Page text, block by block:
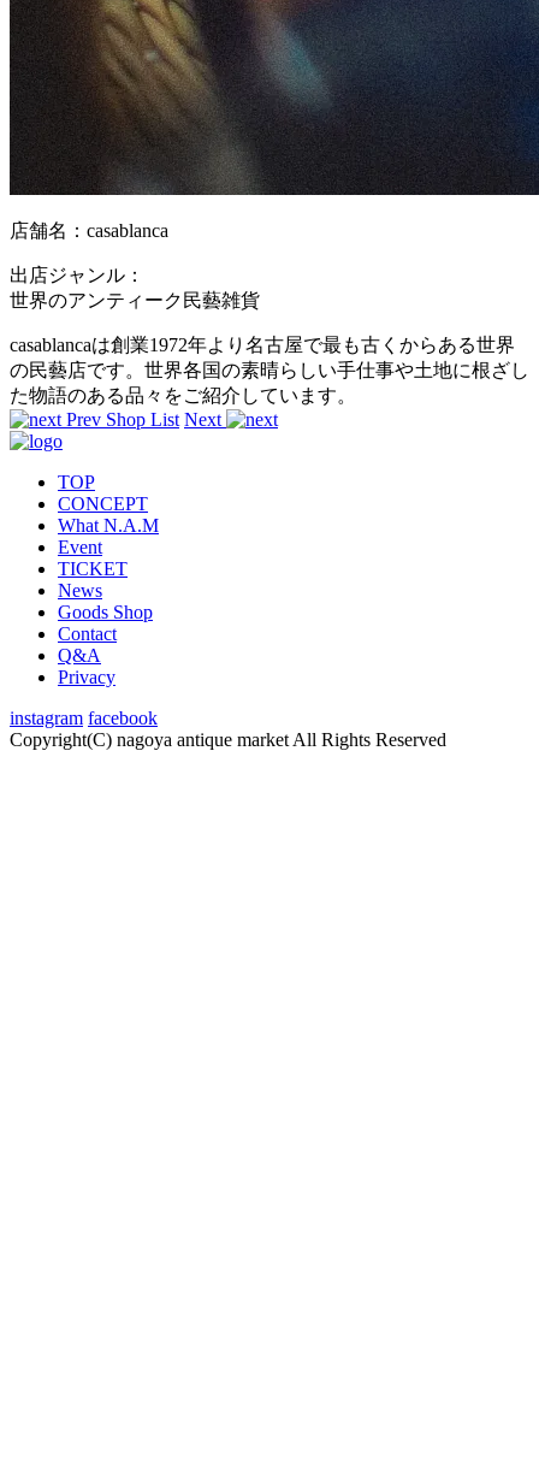
店舗名：casablanca
出店ジャンル：
世界のアンティーク民藝雑貨
casablancaは創業1972年より名古屋で最も古くからある世界
の民藝店です。世界各国の素晴らしい手仕事や土地に根ざし
た物語のある品々をご紹介しています。
Prev Shop List Next
TOP
CONCEPT
What N.A.M
Event
TICKET
News
Goods Shop
Contact
Q&A
Privacy
instagram facebook
Copyright(C) nagoya antique market All Rights Reserved